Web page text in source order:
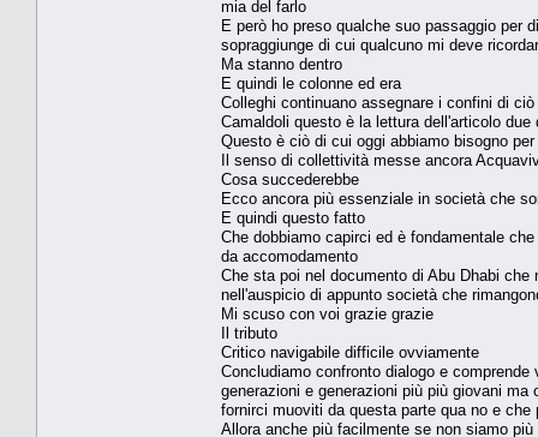
mia del farlo
E però ho preso qualche suo passaggio per
sopraggiunge di cui qualcuno mi deve
Ma stanno dentro
E quindi le colonne ed era
Colleghi continuano assegnare i confini di
Camaldoli questo è la lettura dell'articolo due
Questo è ciò di cui oggi abbiamo bisogno per
Il senso di collettività messe ancora
Cosa succederebbe
Ecco ancora più essenziale in società che
E quindi questo fatto
Che dobbiamo capirci ed è fondamentale
da accomodamento
Che sta poi nel documento di Abu Dhabi
nell'auspicio di appunto società che
Mi scuso con voi grazie grazie
Il tributo
Critico navigabile difficile ovviamente
Concludiamo confronto dialogo e
generazioni e generazioni più più giovani
fornirci muoviti da questa parte qua no e
Allora anche più facilmente se non siamo